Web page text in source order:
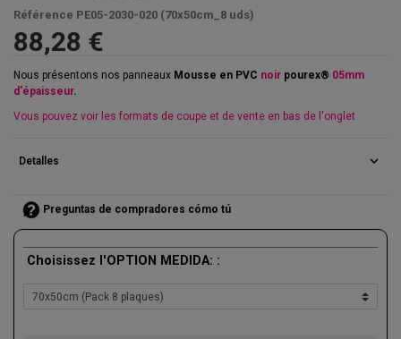
Référence PE05-2030-020 (70x50cm_8 uds)
88,28 €
Nous présentons nos panneaux Mousse en PVC noir pourex® 05mm
d'épaisseur.
Vous pouvez voir les formats de coupe et de vente en bas de l'onglet
Detalles expand_more
Preguntas de compradores cómo tú
Choisissez l'OPTION MEDIDA: :